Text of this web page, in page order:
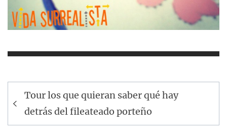
Navegación
de
entradas
Tour los que quieran saber qué hay
detrás del fileateado porteño